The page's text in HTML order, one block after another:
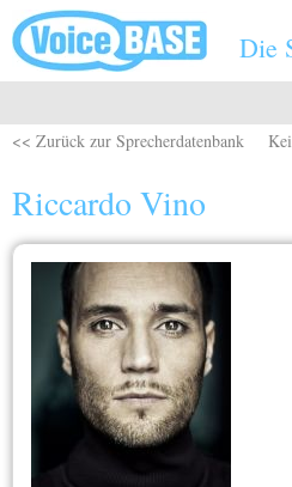
Direkt zum Inhalt
Die
<< Zurück zur Sprecherdatenbank
Riccardo Vino